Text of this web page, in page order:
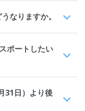
なりますか。
ポートしたい
31日）より後